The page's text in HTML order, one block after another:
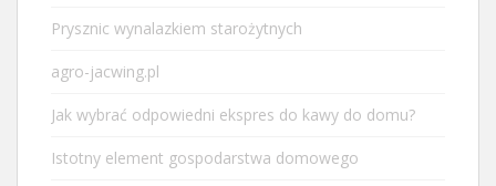
Prysznic wynalazkiem starożytnych
agro-jacwing.pl
Jak wybrać odpowiedni ekspres do kawy do domu?
Istotny element gospodarstwa domowego